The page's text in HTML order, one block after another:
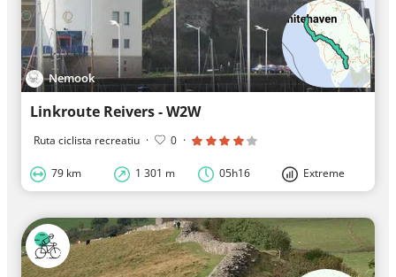
Nemook
Linkroute Reivers - W2W
Ruta ciclista recreatiu · 0 ·
79 km 1 301 m 05h16 Extreme